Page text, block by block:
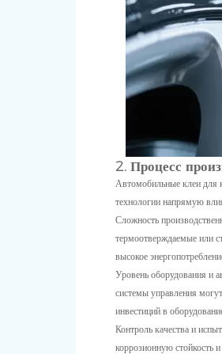
2. Процесс
Автомобильные клеи для
технологии напрямую
Сложность
термоотверждаемые или
высокое
Уровень оборудования и
системы управления
инвестиций в
Контроль качества и
коррозионную стойкость